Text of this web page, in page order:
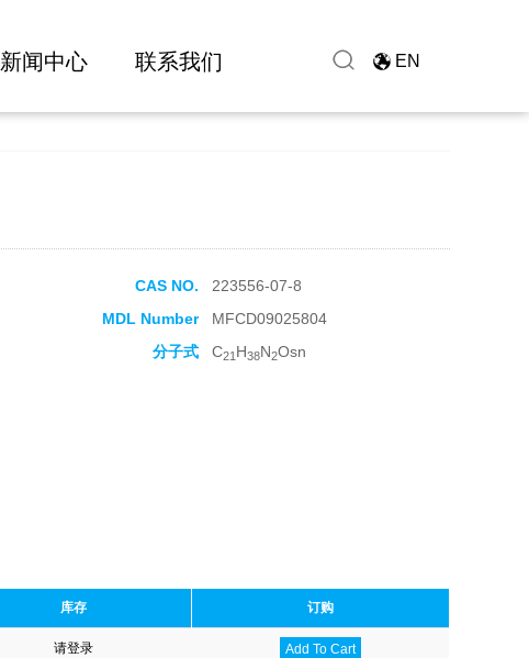
新闻中心 联系我们 EN
CAS NO.
223556-07-8
MDL Number
MFCD09025804
分子式 C21 H38N2Osn
库存 订购
请登录 Add To Cart